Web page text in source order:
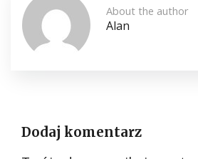
About the author
Alan
Dodaj komentarz